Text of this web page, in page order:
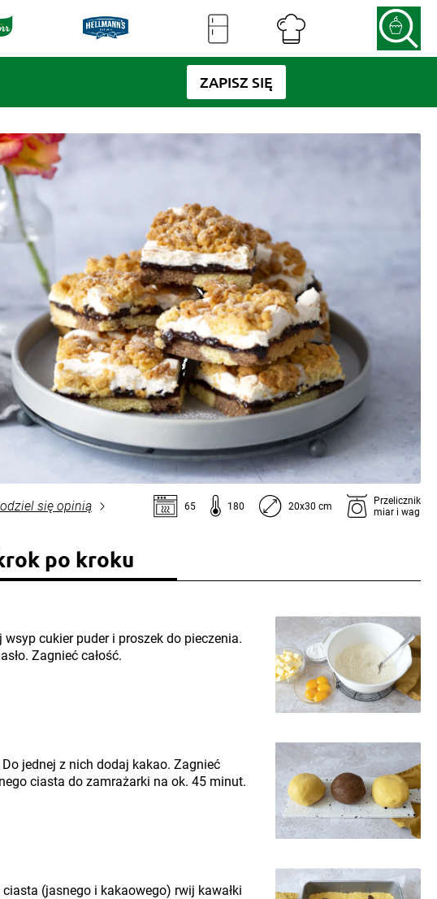
ZAPISZ SIĘ
się opinią 65 180 20x30 cm
Przelicznik
miar i wag
po kroku
cukier puder i proszek do pieczenia.
Zagnieć całość.
jednej z nich dodaj kakao. Zagnieć
ciasta do zamrażarki na ok. 45 minut.
(jasnego i kakaowego) rwij kawałki